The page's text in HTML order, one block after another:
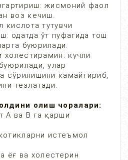
жисмоний фаол
воз кечиш.
тутувчи
одатда ўт пуфагида тош
буюрилади.
кучли
улар
сўрилишини камайтириб,
тезлатади.
олиш чоралари:
А ва В га қарши
истеъмол
ва холестерин